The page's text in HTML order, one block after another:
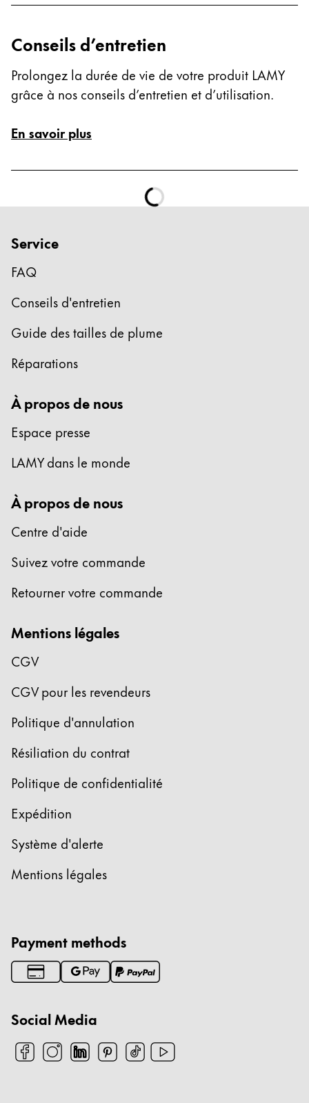
Moyen-Orient
Cette région répertorie les pays et les langues
Océanie
Conseils d’entretien
Prolongez la durée de vie de votre produit LAMY
grâce à nos conseils d’entretien et d’utilisation.
En savoir plus
Service
FAQ
Conseils d'entretien
Guide des tailles de plume
Réparations
À propos de nous
Espace presse
LAMY dans le monde
À propos de nous
Centre d'aide
Suivez votre commande
Retourner votre commande
Mentions légales
CGV
CGV pour les revendeurs
Politique d'annulation
Résiliation du contrat
Politique de confidentialité
Expédition
Système d'alerte
Mentions légales
Payment methods
Social Media